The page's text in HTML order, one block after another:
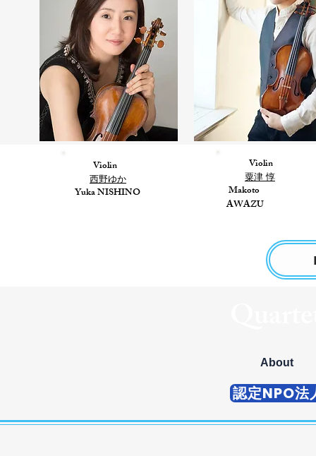
Violin
西野ゆか
Yuka NISHINO
Violin
粟津 惇
Makoto
AWAZU
About
認定NPO法